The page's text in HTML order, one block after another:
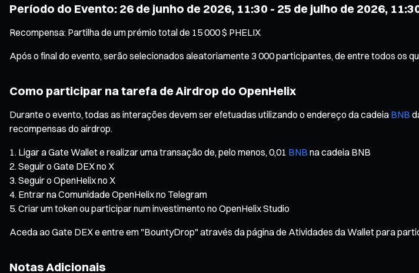
Período do Evento: 26 de junho de 2026, 11:30 - 25 de julho de 2026,
Recompensa: Partilha de um prémio total de 15 000 $ PHELIX
Após o final do evento, serão selecionados aleatoriamente 3 000 participantes, de entre todos os
Como participar na tarefa de Airdrop do OpenHelix
Durante o evento, todas as interações devem ser efetuadas utilizando o endereço da cadeia BNB
recompensas do airdrop.
Ligar a Gate Wallet e realizar uma transação de, pelo menos, 0,01 BNB na cadeia BNB
Seguir o Gate DEX no X
Seguir o OpenHelix no X
Entrar na Comunidade OpenHelix no Telegram
Criar um token ou participar num investimento no OpenHelix Studio
Aceda ao Gate DEX e entre em "BountyDrop" através da página de Atividades da Wallet para
Notas Adicionais